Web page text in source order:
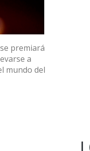
premiará
a
mundo del